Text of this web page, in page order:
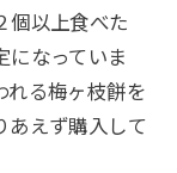
個以上食べた
になっていま
れる梅ヶ枝餅を
あえず購入して